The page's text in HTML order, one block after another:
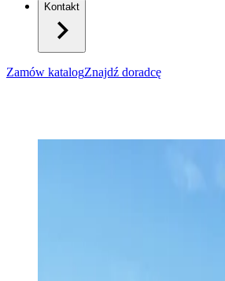
Kontakt
Zamów katalogZnajdź doradcę